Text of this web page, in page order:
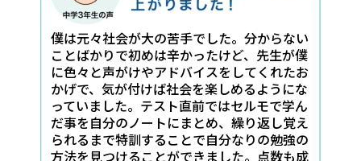
僕は元々社会が大の苦手でした。分からない
ことばかりで初めは辛かったけど、先生が僕
に色々と声がけやアドバイスをしてくれたお
かげで、気が付けば社会を楽しめるようにな
っていました。テスト直前ではセルモで学ん
だ事を自分のノートにまとめ、繰り返し覚え
られるまで特訓することで自分なりの勉強の
方法を見つけることができました。点数も成